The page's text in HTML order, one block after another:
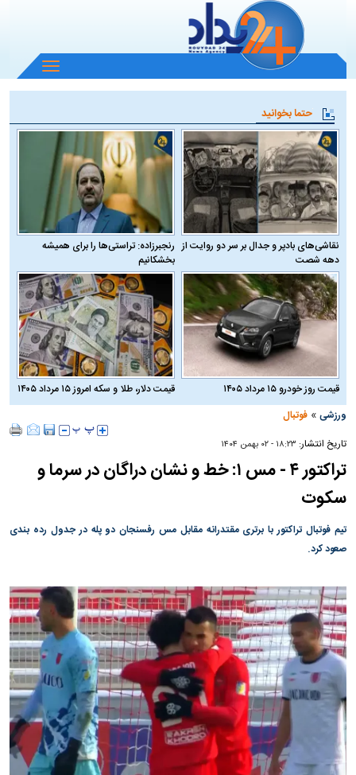
باز
و
منو
حتما بخوانید
نقاشی‌های بادپر و جدال بر سر دو روایت از
دهه شصت
رنجبرزاده: تراستی‌ها را برای همیشه
بخشکانیم
قیمت روز خودرو ۱۵ مرداد ۱۴۰۵
قیمت دلار، طلا و سکه امروز ۱۵ مرداد ۱۴۰۵
ورزشی »فوتبال
تاریخ انتشار: ۱۸:۲۳ - ۰۲ بهمن ۱۴۰۴
تراکتور ۴ - مس ۱: خط و نشان دراگان در سرما و
سکوت
تیم فوتبال تراکتور با برتری مقتدرانه مقابل مس رفسنجان دو پله در جدول رده بندی
صعود کرد.